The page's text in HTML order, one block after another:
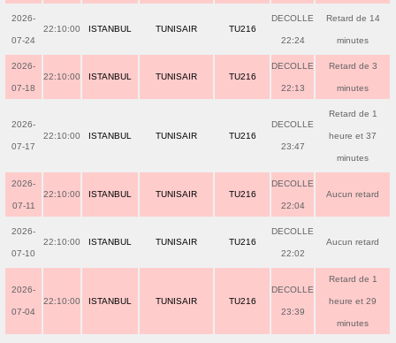
2026-
07-24
22:10:00 ISTANBUL TUNISAIR TU216
DECOLLE
22:24
Retard de 14
minutes
2026-
07-18
22:10:00 ISTANBUL TUNISAIR TU216
DECOLLE
22:13
Retard de 3
minutes
2026-
07-17
22:10:00 ISTANBUL TUNISAIR TU216
DECOLLE
23:47
Retard de 1
heure et 37
minutes
2026-
07-11
22:10:00 ISTANBUL TUNISAIR TU216
DECOLLE
22:04
Aucun retard
2026-
07-10
22:10:00 ISTANBUL TUNISAIR TU216
DECOLLE
22:02
Aucun retard
2026-
07-04
22:10:00 ISTANBUL TUNISAIR TU216
DECOLLE
23:39
Retard de 1
heure et 29
minutes